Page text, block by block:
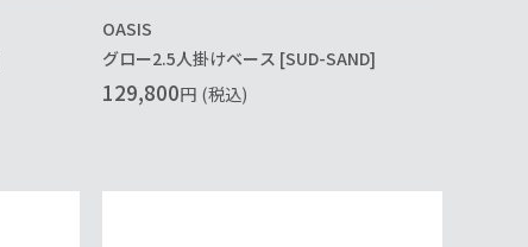
OASIS
グロー2.5人掛けベース [SUD-SAND]
129,800円 (税込)